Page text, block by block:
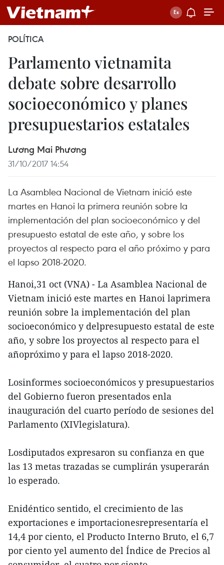
POLÍTICA
Parlamento vietnamita
debate sobre desarrollo
socioeconómico y planes
presupuestarios estatales
Lương Mai Phương
31/10/2017 14:54
La Asamblea Nacional de Vietnam inició este
martes en Hanoi la primera reunión sobre la
implementación del plan socioeconómico y del
presupuesto estatal de este año, y sobre los
proyectos al respecto para el año próximo y para
el lapso 2018-2020.
Hanoi,31 oct (VNA) - La Asamblea Nacional de
Vietnam inició este martes en Hanoi laprimera
reunión sobre la implementación del plan
socioeconómico y delpresupuesto estatal de este
año, y sobre los proyectos al respecto para el
añopróximo y para el lapso 2018-2020.
Losinformes socioeconómicos y presupuestarios
del Gobierno fueron presentados enla
inauguración del cuarto período de sesiones del
Parlamento (XIVlegislatura).
Losdiputados expresaron su confianza en que
las 13 metas trazadas se cumplirán ysuperarán
lo esperado.
Enidéntico sentido, el crecimiento de las
exportaciones e importacionesrepresentaría el
14,4 por ciento, el Producto Interno Bruto, el 6,7
por ciento yel aumento del Índice de Precios al